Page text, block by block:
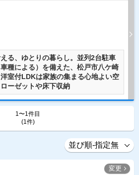
る、ゆとりの暮らし。並列2台駐車
種による）を備えた、松戸市八ケ崎
室付LDKは家族の集まる心地よい空
ーゼットや床下収納
1〜1件目
(1件)
変更